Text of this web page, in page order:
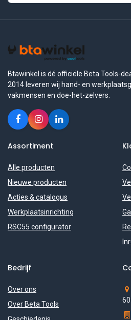
Btawinkel is dé officiële Beta Tools-
2014 leveren wij hand- en
vakmensen en doe-het-zelvers.
Assortiment
Alle producten
Nieuwe producten
Acties & catalogus
Werkplaatsinrichting
RSC55 configurator
Bedrijf
Over ons
Over Beta Tools